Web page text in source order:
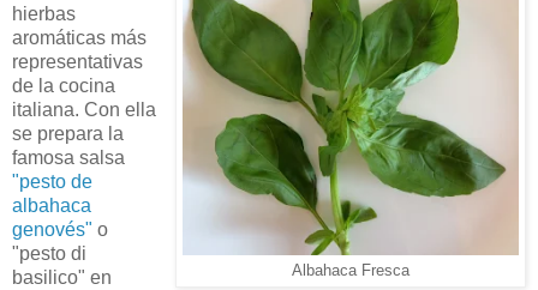
Albahaca Fresca
hierbas
aromáticas más
representativas
de la cocina
italiana. Con ella
se prepara la
famosa salsa
"pesto de
albahaca
genovés" o
"pesto di
basilico" en